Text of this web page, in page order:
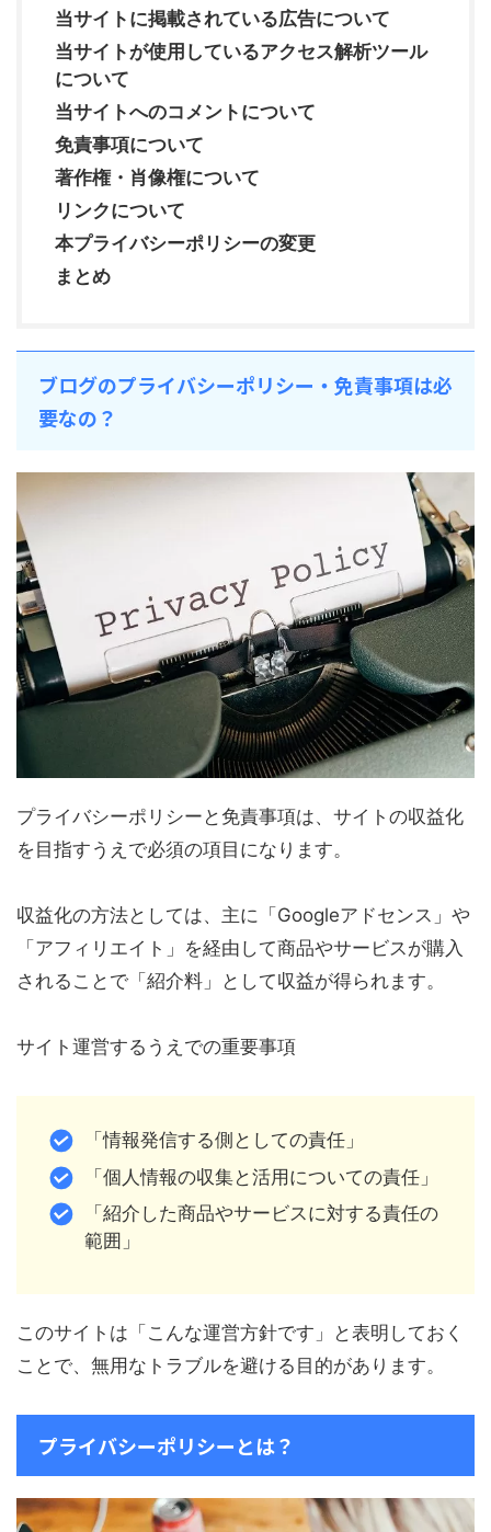
当サイトに掲載されている広告について
当サイトが使用しているアクセス解析ツール
について
当サイトへのコメントについて
免責事項について
著作権・肖像権について
リンクについて
本プライバシーポリシーの変更
まとめ
ブログのプライバシーポリシー・免責事項は必
要なの？
プライバシーポリシーと免責事項は、サイトの収益化
を目指すうえで必須の項目になります。
収益化の方法としては、主に「Googleアドセンス」や
「アフィリエイト」を経由して商品やサービスが購入
されることで「紹介料」として収益が得られます。
サイト運営するうえでの重要事項
「情報発信する側としての責任」
「個人情報の収集と活用についての責任」
「紹介した商品やサービスに対する責任の
範囲」
このサイトは「こんな運営方針です」と表明しておく
ことで、無用なトラブルを避ける目的があります。
プライバシーポリシーとは？